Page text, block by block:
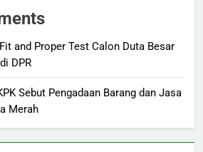
Fit and Proper Test Calon Duta Besar
DPR
Sebut Pengadaan Barang dan Jasa
Merah